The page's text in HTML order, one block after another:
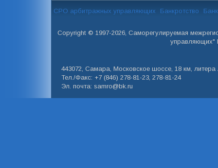
СРО арбитражных управляющих Банкротство
Copyright © 1997-2026, Саморегулируемая
управляющих"
443072, Самара, Московское шоссе, 18 км, литера
Тел./Факс: +7 (846) 278-81-23, 278-81-24
Эл. почта: samro@bk.ru